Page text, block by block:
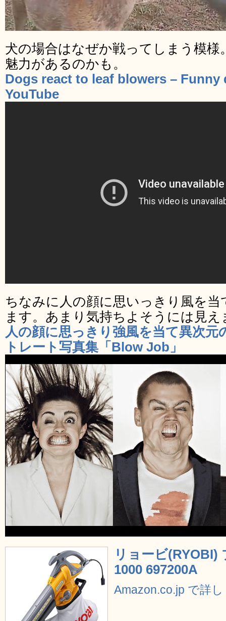
犬の場合はなぜか戦ってしまう模様
魅力があるのかも。
Dogs react to leaf blowers –
YouTube
ちなみに人の顔に思いっきり風を
ます。あまり気持ちよそうには見
人の顔に思っきり強風を当て異次
トレート写真集「Blow Job」
リョービ(RYOBI)
1000 697200A
Amazon.co.jp で詳